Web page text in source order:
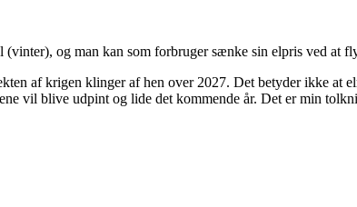
og man kan som forbruger sænke sin elpris ved at
af krigen klinger af hen over 2027. Det betyder ikke at
vil blive udpint og lide det kommende år. Det er min